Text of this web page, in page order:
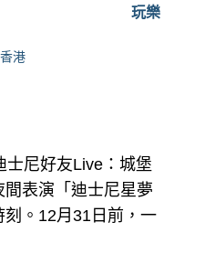
玩樂
港
士尼好友Live：城堡
表演「迪士尼星夢
。12月31日前，一